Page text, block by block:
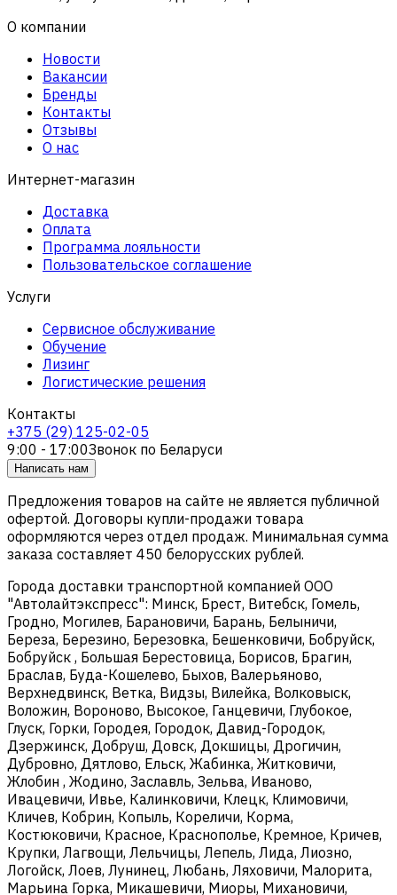
О компании
Новости
Вакансии
Бренды
Контакты
Отзывы
О нас
Интернет-магазин
Доставка
Оплата
Программа лояльности
Пользовательское соглашение
Услуги
Сервисное обслуживание
Обучение
Лизинг
Логистические решения
Контакты
+375 (29) 125-02-05
9:00 - 17:00Звонок по Беларуси
Написать нам
Предложения товаров на сайте не является публичной
офертой. Договоры купли-продажи товара
оформляются через отдел продаж. Минимальная сумма
заказа составляет 450 белорусских рублей.
Города доставки транспортной компанией ООО
"Автолайтэкспресс": Минск, Брест, Витебск, Гомель,
Гродно, Могилев, Барановичи, Барань, Белыничи,
Береза, Березино, Березовка, Бешенковичи, Бобруйск,
Бобруйск , Большая Берестовица, Борисов, Брагин,
Браслав, Буда-Кошелево, Быхов, Валерьяново,
Верхнедвинск, Ветка, Видзы, Вилейка, Волковыск,
Воложин, Вороново, Высокое, Ганцевичи, Глубокое,
Глуск, Горки, Городея, Городок, Давид-Городок,
Дзержинск, Добруш, Довск, Докшицы, Дрогичин,
Дубровно, Дятлово, Ельск, Жабинка, Житковичи,
Жлобин , Жодино, Заславль, Зельва, Иваново,
Ивацевичи, Ивье, Калинковичи, Клецк, Климовичи,
Кличев, Кобрин, Копыль, Кореличи, Корма,
Костюковичи, Красное, Краснополье, Кремное, Кричев,
Крупки, Лагвощи, Лельчицы, Лепель, Лида, Лиозно,
Логойск, Лоев, Лунинец, Любань, Ляховичи, Малорита,
Марьина Горка, Микашевичи, Миоры, Михановичи,